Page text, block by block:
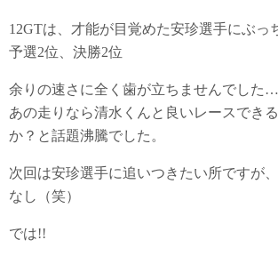
12GTは、才能が目覚めた安珍選手にぶっ
予選2位、決勝2位
余りの速さに全く歯が立ちませんでした…
あの走りなら清水くんと良いレースでき
か？と話題沸騰でした。
次回は安珍選手に追いつきたい所ですが
なし（笑）
では!!